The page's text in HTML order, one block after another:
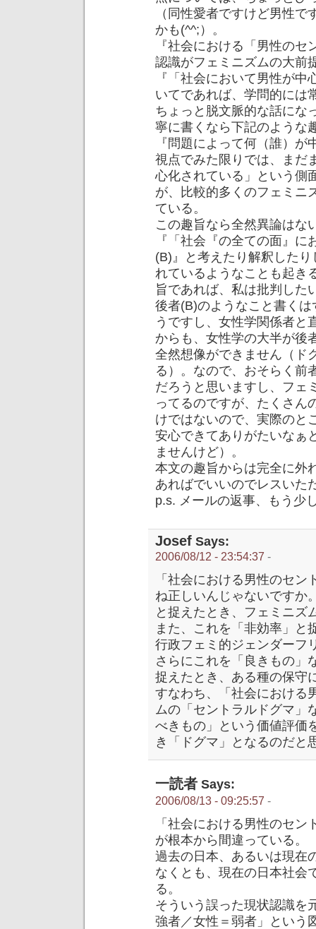
（同性愛者ですけど男性
かも(^^;）。
『社会における「男性の
認識がフェミニズムの大前
『「社会において男性が
いてであれば、学問的には
ちょっと脱文脈的な話にな
寧に書くなら下記のような
『問題によって何（誰）
視点でみた限りでは、まだ
心化されている」という側
が、比較的多くのフェミニ
ている。
この趣旨なら全然異論はな
『「社会『の全ての面』
(B)』と考えたり解釈した
れているようなことも起き
旨であれば、私は批判した
後者(B)のようなこと書く
うですし、女性学関係者と
からも、女性学の大半が後
全然想像ができません（ド
る）。なので、おそらく前
だろうと思いますし、フェ
ってるのですが、たくさん
けではないので、実際のと
安心できてありがたいなぁ
ませんけど）。
本文の趣旨からは完全に外
あればでいいのでレスいた
p.s. メールの返事、もう少
Josef Says:
2006/08/12 - 23:54:37 -
「社会における男性のセ
ね正しいんじゃないですか
と捉えたとき、フェミニズ
また、これを「非効率」と
行政フェミ的ジェンダーフ
さらにこれを「良きもの」
捉えたとき、ある種の保守
すなわち、「社会における
ムの「セントラルドグマ」
べきもの」という価値評価
き「ドグマ」となるのだと
一読者 Says:
2006/08/13 - 09:25:57 -
「社会における男性のセ
が根本から間違っている。
過去の日本、あるいは現在
なくとも、現在の日本社会
る。
そういう誤った現状認識を
強者／女性＝弱者」という